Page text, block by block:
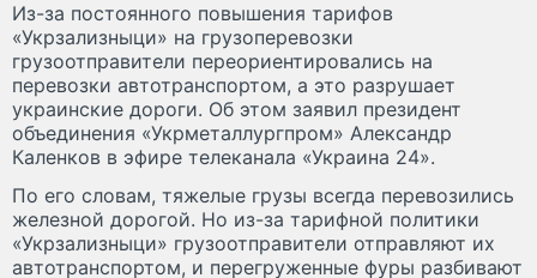
Из-за постоянного повышения тарифов
«Укрзализныци» на грузоперевозки
грузоотправители переориентировались на
перевозки автотранспортом, а это разрушает
украинские дороги. Об этом заявил президент
объединения «Укрметаллургпром» Александр
Каленков в эфире телеканала «Украина 24».
По его словам, тяжелые грузы всегда перевозились
железной дорогой. Но из-за тарифной политики
«Укрзализныци» грузоотправители отправляют их
автотранспортом, и перегруженные фуры разбивают